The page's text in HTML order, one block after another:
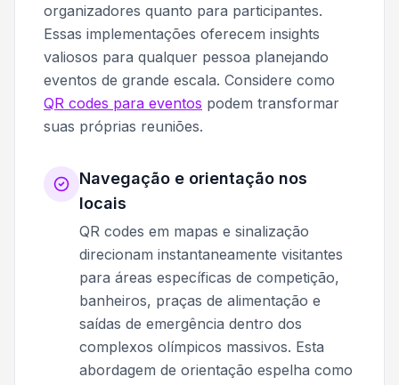
organizadores quanto para participantes.
Essas implementações oferecem insights
valiosos para qualquer pessoa planejando
eventos de grande escala. Considere como
QR codes para eventos podem transformar
suas próprias reuniões.
Navegação e orientação nos
locais
QR codes em mapas e sinalização
direcionam instantaneamente visitantes
para áreas específicas de competição,
banheiros, praças de alimentação e
saídas de emergência dentro dos
complexos olímpicos massivos. Esta
abordagem de orientação espelha como